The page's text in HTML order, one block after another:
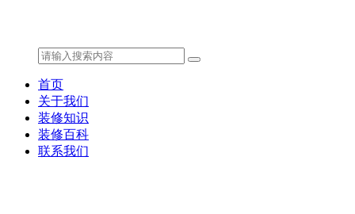
首页
关于我们
装修知识
装修百科
联系我们